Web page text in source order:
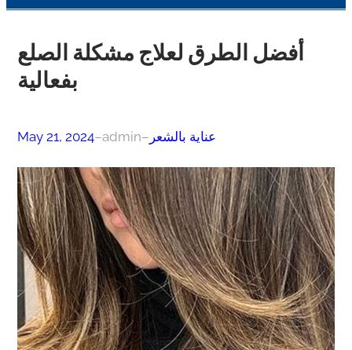
أفضل الطرق لعلاج مشكلة الصلع
بفعالية
May 21, 2024–admin– عناية بالشعر